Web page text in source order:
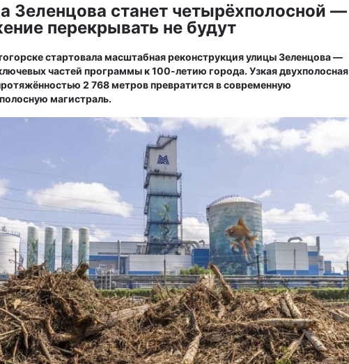
Зеленцова станет четырёхполосной —
перекрывать не будут
стартовала масштабная реконструкция улицы Зеленцова —
частей программы к 100-летию города. Узкая двухполосная
2 768 метров превратится в современную
магистраль.